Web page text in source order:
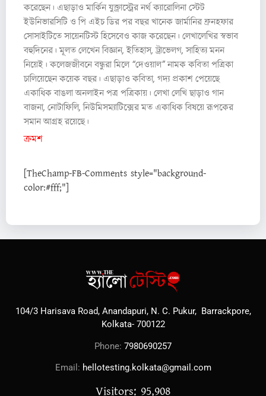
করেছেন। এছাড়াও মার্কিন যুক্ত্রাস্ট্রের নর্থ ক্যারোলিনা স্টেট
ইউনিভারসিটি ও পি এইচ ডির পর বছর খানেক জার্মানির ফ্রনহফার
সোসাইটিতে সায়েনটিস্ট হিসেবেও কাজ করেছেন। লেখালেখির স্বভাব
বহুদিনের। মূলত লেখেন বিজ্ঞান, ইতিহাস, ট্রাভেলগ, সাহিত্য মনন
নিয়েই। কলেজজীবনে বন্ধুরা মিলে “দেওয়াল” নামক কবিতা পত্রিকা
চালিয়েছেন কয়েক বছর। এছাড়াও কবিতা, গদ্য প্রকাশ পেয়েছে
একাধিক বাঙলা অনলাইন পত্র পত্রিকায়। লেখা লেখি ছাড়াও গান
বাজনা, নোটাফিলি, নিউমিসম্যাটিক্সের মত একাধিক বিষয়ে রূপকের
সমান আগ্রহ রয়েছে।
ক্রমশ
[TheChamp-FB-Comments style="background-
color:#fff;"]
104/3 Harisava Road, Anandapuri, N. C. Pukur, Barrackpore,
Kolkata- 700122
Phone: 7980690257
Email: hellotesting.kolkata@gmail.com
Visitors: 95,908